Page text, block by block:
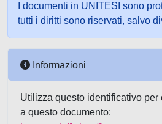
I documenti in UNITESI sono
tutti i diritti sono riservati, salvo
Informazioni
Utilizza questo identificativo per
a questo documento: